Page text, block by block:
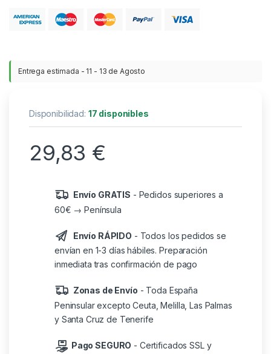
Entrega estimada - 11 - 13 de Agosto
Disponibilidad: 17 disponibles
29,83 €
Envío GRATIS - Pedidos superiores a
60€ → Península
Envío RÁPIDO - Todos los pedidos se
envían en 1-3 días hábiles. Preparación
inmediata tras confirmación de pago
Zonas de Envío - Toda España
Peninsular excepto Ceuta, Melilla, Las Palmas
y Santa Cruz de Tenerife
Pago SEGURO - Certificados SSL y